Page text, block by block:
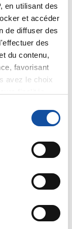
en utilisant des
et accéder
de diffuser des
des
du contenu,
favorisant
avez le choix
aux
:
à plusieurs
activement
est ce que